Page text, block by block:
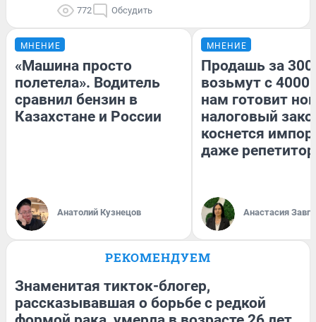
772 Обсудить
МНЕНИЕ
«Машина просто
полетела». Водитель
сравнил бензин в
Казахстане и России
Анатолий Кузнецов
МНЕНИЕ
Продашь за
возьмут с
нам готовит
налоговый
коснется
даже
Анастасия
РЕКОМЕНДУЕМ
Знаменитая тикток-блогер,
рассказывавшая о борьбе с редкой